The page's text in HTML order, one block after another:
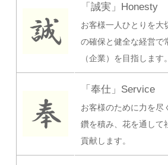
「誠実」Honesty
お客様一人ひとりを大
の確保と健全な経営で
（企業）を目指します。
「奉仕」Service
お客様のために力を尽
鑽を積み、花を通して
貢献します。